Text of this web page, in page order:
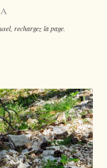
rechargez la page.